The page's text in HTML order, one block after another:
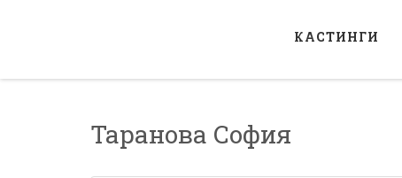
КАСТИНГИ
Таранова София